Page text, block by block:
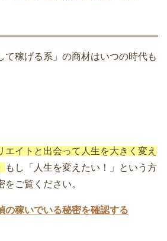
て稼げる系」の商材はいつの時代も
エイトと出会って人生を大きく変え
もし「人生を変えたい！」という方
ご覧ください。
の稼いでいる秘密を確認する